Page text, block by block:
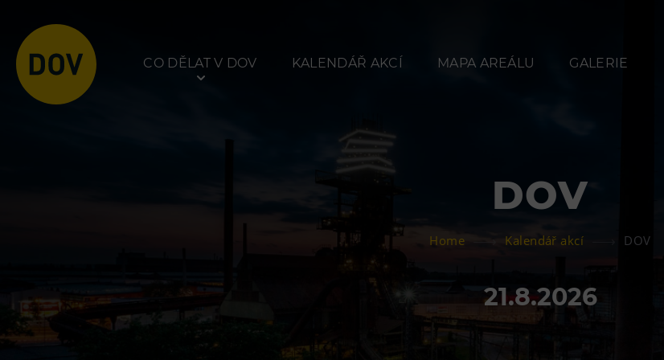
CO DĚLAT V DOV KALENDÁŘ AKCÍ MAPA AREÁLU GALERIE
DOV
Home Kalendář akcí DOV
21.8.2026
Malý svět techniky U6
Dětský svět
Občerstvení
techniky
L’Osteria